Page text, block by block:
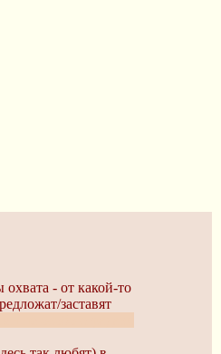
- от какой-то
заставят